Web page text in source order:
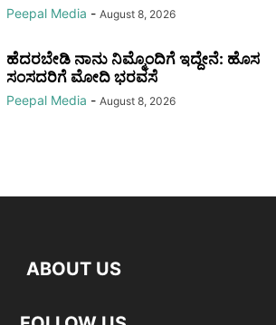
Peepal Media - August 8, 2026
ಹೆದರಬೇಡಿ ನಾನು ನಿಮ್ಮೊಂದಿಗೆ ಇದ್ದೇನೆ: ಹೊಸ
ಸಂಸದರಿಗೆ ಮೋದಿ ಭರವಸೆ
Peepal Media - August 8, 2026
ABOUT US